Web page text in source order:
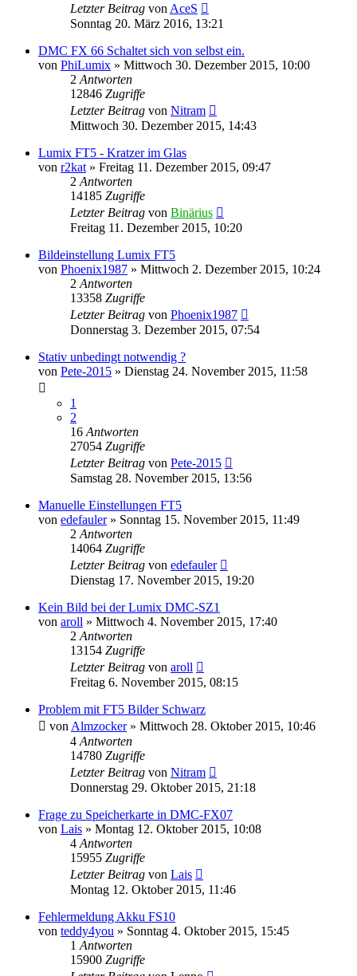
Letzter Beitrag von AceS
Sonntag 20. März 2016, 13:21
DMC FX 66 Schaltet sich von selbst ein.
von PhiLumix » Mittwoch 30. Dezember 2015, 10:00
2 Antworten
12846 Zugriffe
Letzter Beitrag von Nitram
Mittwoch 30. Dezember 2015, 14:43
Lumix FT5 - Kratzer im Glas
von r2kat » Freitag 11. Dezember 2015, 09:47
2 Antworten
14185 Zugriffe
Letzter Beitrag von Binärius
Freitag 11. Dezember 2015, 10:20
Bildeinstellung Lumix FT5
von Phoenix1987 » Mittwoch 2. Dezember 2015, 10:24
2 Antworten
13358 Zugriffe
Letzter Beitrag von Phoenix1987
Donnerstag 3. Dezember 2015, 07:54
Stativ unbedingt notwendig ?
von Pete-2015 » Dienstag 24. November 2015, 11:58
1
2
16 Antworten
27054 Zugriffe
Letzter Beitrag von Pete-2015
Samstag 28. November 2015, 13:56
Manuelle Einstellungen FT5
von edefauler» Sonntag 15. November 2015, 11:49
2 Antworten
14064 Zugriffe
Letzter Beitrag von edefauler
Dienstag 17. November 2015, 19:20
Kein Bild bei der Lumix DMC-SZ1
von aroll » Mittwoch 4. November 2015, 17:40
2 Antworten
13154 Zugriffe
Letzter Beitrag von aroll
Freitag 6. November 2015, 08:15
Problem mit FT5 Bilder Schwarz
von Almzocker» Mittwoch 28. Oktober 2015, 10:46
4 Antworten
14780 Zugriffe
Letzter Beitrag von Nitram
Donnerstag 29. Oktober 2015, 21:18
Frage zu Speicherkarte in DMC-FX07
von Lais » Montag 12. Oktober 2015, 10:08
4 Antworten
15955 Zugriffe
Letzter Beitrag von Lais
Montag 12. Oktober 2015, 11:46
Fehlermeldung Akku FS10
von teddy4you » Sonntag 4. Oktober 2015, 15:45
1 Antworten
15900 Zugriffe